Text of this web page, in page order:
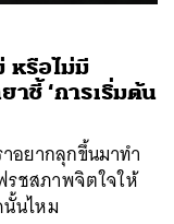
หรือไม่มี
ชี้ ‘การเริ่มต้น
อยากลุกขึ้นมาทำ
รชสภาพจิตใจให้
นไหม